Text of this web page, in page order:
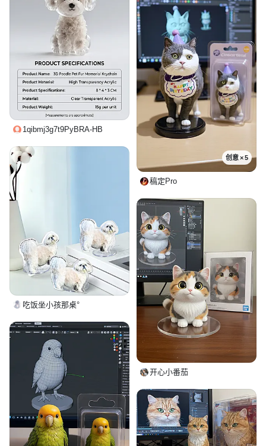
创意 × 5
稿定Pro
1qibmj3g7t9PyBRA-HB
吃饭坐小孩那桌°
开心小番茄